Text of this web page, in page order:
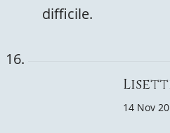
difficile.
14 Nov